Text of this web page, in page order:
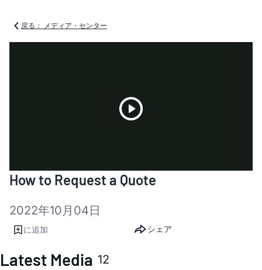
戻る： メディア・センター
Video
How to Request a Quote
2022年10月04日
に追加 シェア
Latest Media 12